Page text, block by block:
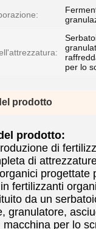
per lo
prodotto
prodotto:
di
di
progettate
fertilizzanti
da un
granulatore,
macchina per lo